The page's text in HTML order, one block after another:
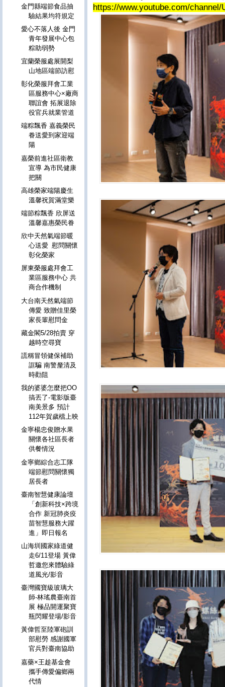
https://www.youtube.com/
金門縣端節食品抽
驗結果均符規定
愛心不落人後 金門
青年發展中心包
粽助弱勢
宜蘭榮服處展開梨
山地區端節訪慰
彰化榮服拜會工業
區服務中心×廠商
聯誼會 拓展退除
役官兵就業管道
端粽飄香 嘉義榮民
眷送愛到家迎端
陽
嘉榮前進社區衛教
宣導 為市民健康
把關
高雄榮家端陽慶生
溫馨祝賀滿堂樂
端節粽飄香 欣屏送
溫馨嘉惠榮民眷
欣中天然氣端節暖
心送愛 慰問關懷
彰化榮家
屏東榮服處拜會工
業區服務中心 共
商合作機制
大台南天然氣端節
傳愛 致贈佳里榮
家長輩慰問金
藏金閣5/28拍賣 穿
越時空尋寶
謊稱冒領健保補助
誆騙 南警釐清及
時勸阻
我的婆婆怎麼把OO
搞丟了-電影版臺
南美景多 預計
112年賀歲檔上映
金寧楊忠俊贈水果
關懷各社區長者
供餐情況
金寧鄉綜合志工隊
端節慰問關懷獨
居長者
臺南智慧健康論壇
「創新科技×跨境
合作 新冠肺炎疫
苗智慧服務大躍
進」即日報名
山海圳國家綠道健
走6/11登場 黃偉
哲邀您來體驗綠
道風光/影音
臺灣國寶級玻璃大
師-林瑤農臺南首
展 極品開運聚寶
瓶閃耀登場/影音
黃偉哲至陸軍砲訓
部慰勞 感謝國軍
官兵對臺南協助
嘉藥×王趁基金會
攜手傳愛偏鄉兩
代情